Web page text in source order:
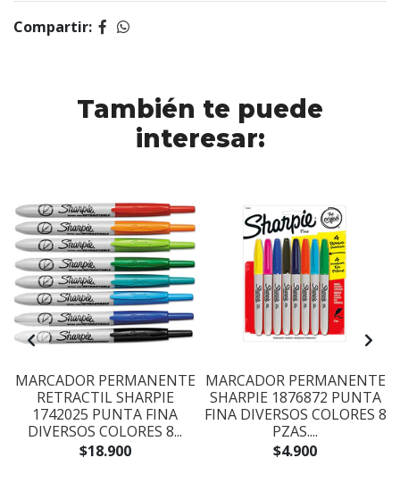
Compartir:
También te puede
interesar:
MARCADOR PERMANENTE
RETRACTIL SHARPIE
1742025 PUNTA FINA
DIVERSOS COLORES 8...
$18.900
MARCADOR PERMANENTE
SHARPIE 1876872 PUNTA
FINA DIVERSOS COLORES 8
PZAS....
$4.900